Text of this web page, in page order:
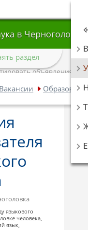
Вакансии
в Черноголовке
раздел
объявления,
языкового
человека,
язык,